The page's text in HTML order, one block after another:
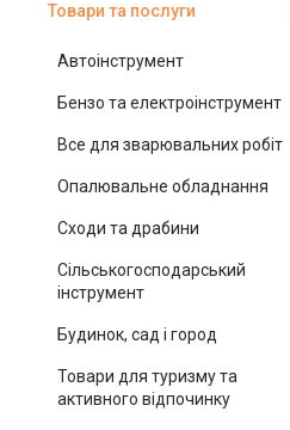
Товари та послуги
Автоінструмент
Бензо та електроінструмент
Все для зварювальних робіт
Опалювальне обладнання
Сходи та драбини
Сільськогосподарський
інструмент
Будинок, сад і город
Товари для туризму та
активного відпочинку